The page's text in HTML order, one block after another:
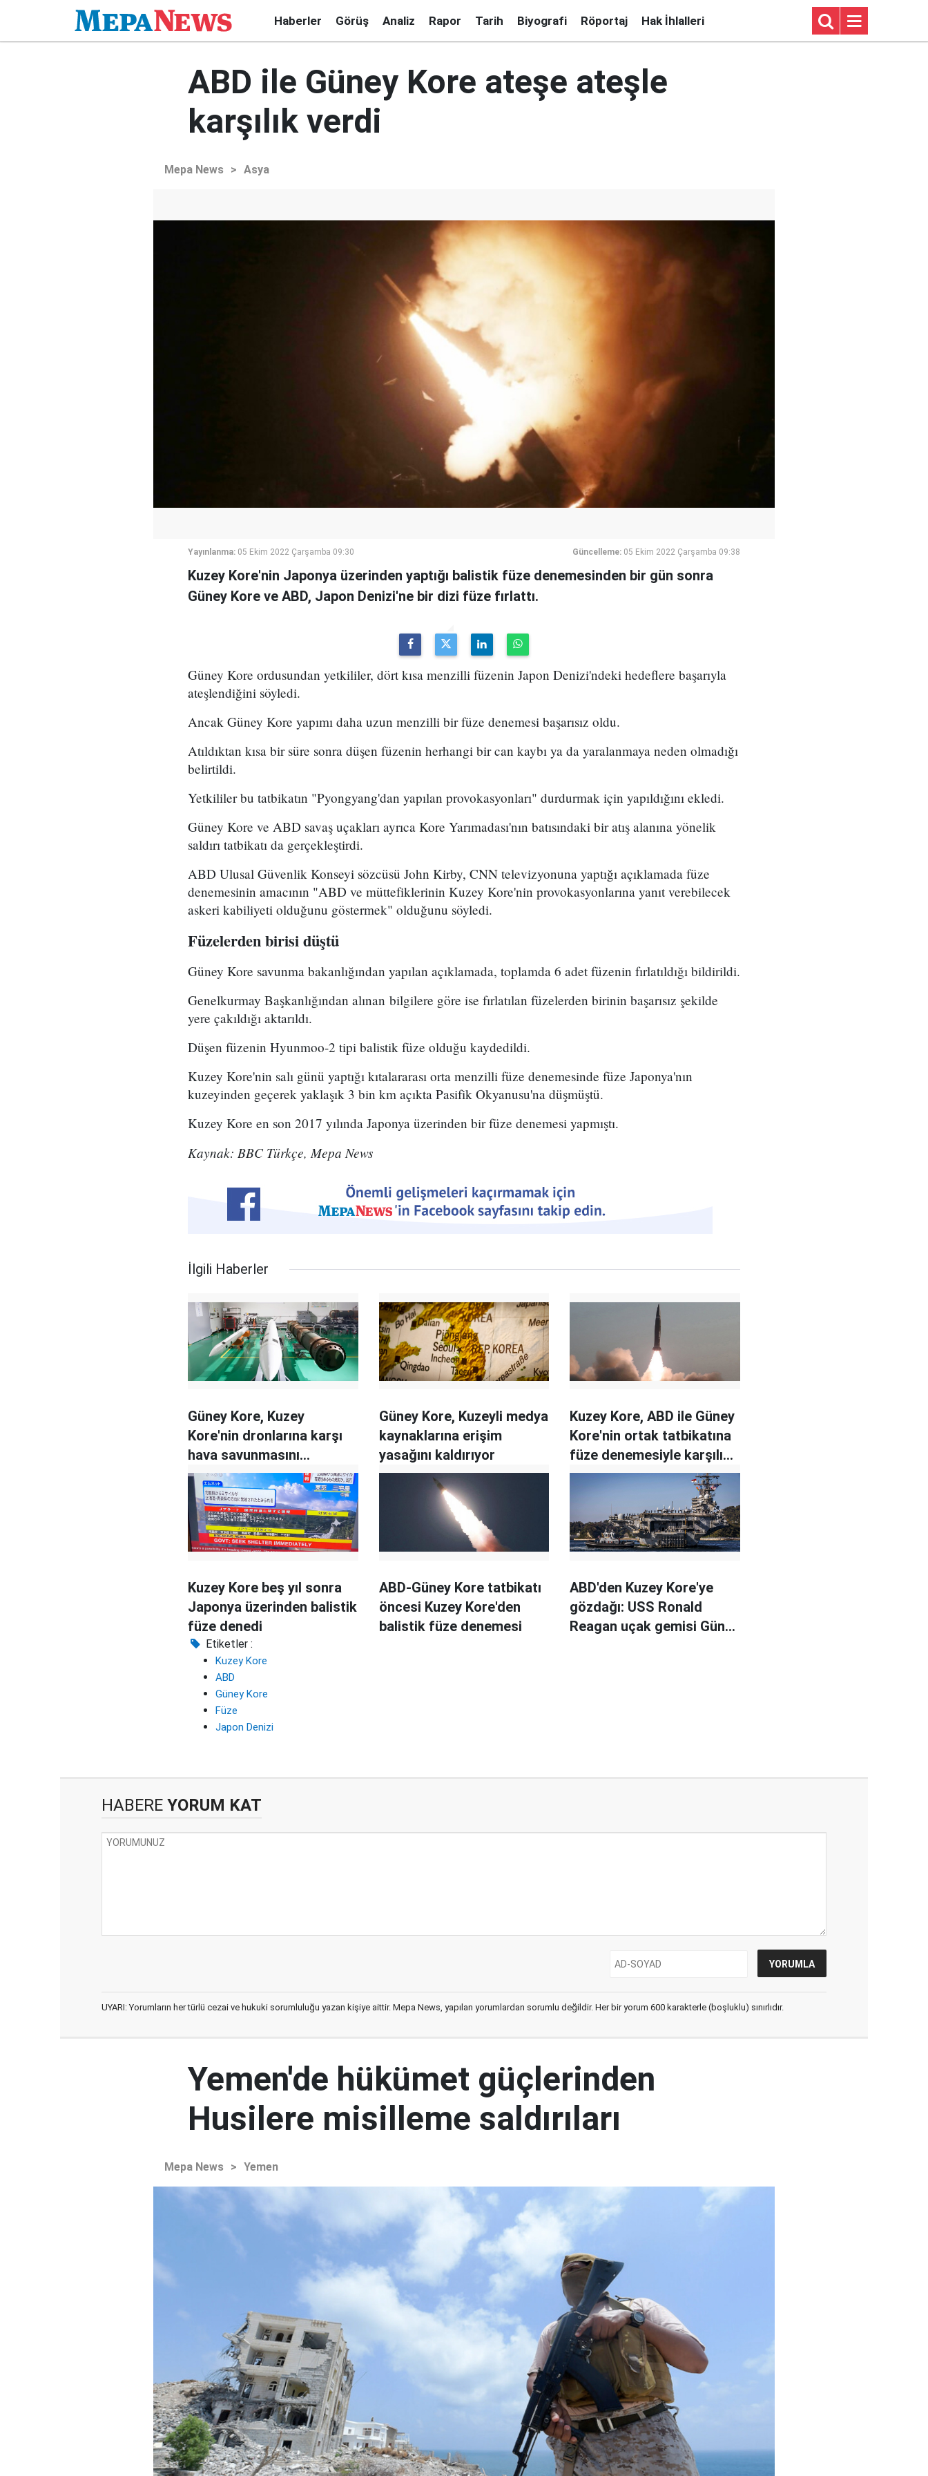
Haberler Görüş Analiz Rapor Tarih Biyografi Röportaj Hak İhlalleri
ABD ile Güney Kore ateşe ateşle
karşılık verdi
Mepa News > Asya
Yayınlanma: 05 Ekim 2022 Çarşamba 09:30 Güncelleme: 05 Ekim 2022 Çarşamba 09:38
K uzey Kore'nin Japonya üzerinden yaptığı balistik füze denemesinden bir gün sonra
Güney Kore ve ABD, Japon Denizi'ne bir dizi füze fırlattı.
G üney Kore ordusundan yetkililer, dört kısa menzilli füzenin Japon Denizi'ndeki hedeflere başarıyla
ateşlendiğini söyledi.
A ncak Güney Kore yapımı daha uzun menzilli bir füze denemesi başarısız oldu.
Atıldıktan kısa bir süre sonra düşen füzenin herhangi bir can kaybı ya da yaralanmaya neden olmadığı
belirtildi.
Y etkililer bu tatbikatın "Pyongyang'dan yapılan provokasyonları" durdurmak için yapıldığını ekledi.
Güney Kore ve ABD savaş uçakları ayrıca Kore Yarımadası'nın batısındaki bir atış alanına yönelik
saldırı tatbikatı da gerçekleştirdi.
A BD Ulusal Güvenlik Konseyi sözcüsü John Kirby, CNN televizyonuna yaptığı açıklamada füze
denemesinin amacının "ABD ve müttefiklerinin Kuzey Kore'nin provokasyonlarına yanıt verebilecek
askeri kabiliyeti olduğunu göstermek" olduğunu söyledi.
Füzelerden birisi düştü
Güney Kore savunma bakanlığından yapılan açıklamada, toplamda 6 adet füzenin fırlatıldığı bildirildi.
Genelkurmay Başkanlığından alınan bilgilere göre ise fırlatılan füzelerden birinin başarısız şekilde
yere çakıldığı aktarıldı.
Düşen füzenin Hyunmoo-2 tipi balistik füze olduğu kaydedildi.
K uzey Kore'nin salı günü yaptığı kıtalararası orta menzilli füze denemesinde füze Japonya'nın
kuzeyinden geçerek yaklaşık 3 bin km açıkta Pasifik Okyanusu'na düşmüştü.
K uzey Kore en son 2017 yılında Japonya üzerinden bir füze denemesi yapmıştı.
Kaynak: BBC Türkçe, Mepa News
İlgili Haberler
Güney Kore, Kuzey
Kore'nin dronlarına karşı
hava savunmasını
güçlendirecek
Güney Kore, Kuzeyli medya
kaynaklarına erişim
yasağını kaldırıyor
Kuzey Kore, ABD ile Güney
Kore'nin ortak tatbikatına
füze denemesiyle karşılık
verdi
Kuzey Kore beş yıl sonra
Japonya üzerinden balistik
füze denedi
ABD-Güney Kore tatbikatı
öncesi Kuzey Kore'den
balistik füze denemesi
ABD'den Kuzey Kore'ye
gözdağı: USS Ronald
Reagan uçak gemisi Güney
Etiketler :
Kuzey Kore
ABD
Güney Kore
Füze
Japon Denizi
HABERE YORUM KAT
UYARI: Yorumların her türlü cezai ve hukuki sorumluluğu yazan kişiye aittir. Mepa News, yapılan yorumlardan sorumlu değildir. Her bir yorum 600 karakterle (boşluklu) sınırlıdır.
Yemen'de hükümet güçlerinden
Husilere misilleme saldırıları
Mepa News > Yemen